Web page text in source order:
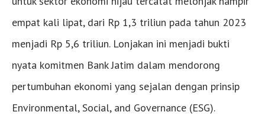
empat kali lipat, dari Rp 1,3 triliun pada tahun 2023
menjadi Rp 5,6 triliun. Lonjakan ini menjadi bukti
nyata komitmen Bank Jatim dalam mendorong
pertumbuhan ekonomi yang sejalan dengan prinsip
Environmental, Social, and Governance (ESG).